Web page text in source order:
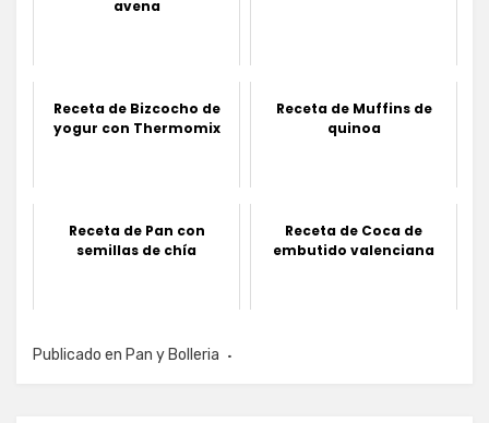
avena
Receta de Bizcocho de
yogur con Thermomix
Receta de Muffins de
quinoa
Receta de Pan con
semillas de chía
Receta de Coca de
embutido valenciana
Publicado en Pan y Bolleria